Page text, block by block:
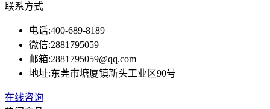
联系方式
电话:400-689-8189
微信:2881795059
邮箱:2881795059@qq.com
地址:东莞市塘厦镇新头工业区90号
在线咨询